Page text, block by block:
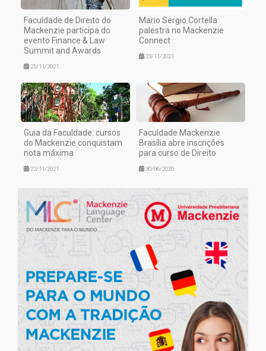
Faculdade de Direito do
Mackenzie participa do
evento Finance & Law
Summit and Awards
25/11/2021
Mario Sergio Cortella
palestra no Mackenzie
Connect
23/11/2021
Guia da Faculdade: cursos
do Mackenzie conquistam
nota máxima
22/11/2021
Faculdade Mackenzie
Brasília abre inscrições
para curso de Direito
30/06/2020